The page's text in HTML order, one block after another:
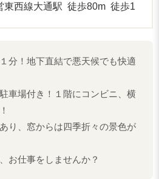
東西線大通駅 徒歩80m 徒歩1
分！地下直結で悪天候でも快適
車場付き！１階にコンビニ、横
り、窓からは四季折々の景色が
お仕事をしませんか？